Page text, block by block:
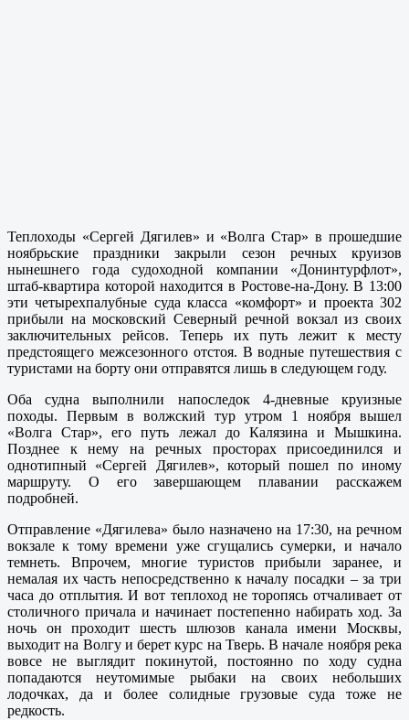
Теплоходы «Сергей Дягилев» и «Волга Стар» в прошедшие
ноябрьские праздники закрыли сезон речных круизов
нынешнего года судоходной компании «Донинтурфлот»,
штаб-квартира которой находится в Ростове-на-Дону. В 13:00
эти четырехпалубные суда класса «комфорт» и проекта 302
прибыли на московский Северный речной вокзал из своих
заключительных рейсов. Теперь их путь лежит к месту
предстоящего межсезонного отстоя. В водные путешествия с
туристами на борту они отправятся лишь в следующем году.
Оба судна выполнили напоследок 4-дневные круизные
походы. Первым в волжский тур утром 1 ноября вышел
«Волга Стар», его путь лежал до Калязина и Мышкина.
Позднее к нему на речных просторах присоединился и
однотипный «Сергей Дягилев», который пошел по иному
маршруту. О его завершающем плавании расскажем
подробней.
Отправление «Дягилева» было назначено на 17:30, на речном
вокзале к тому времени уже сгущались сумерки, и начало
темнеть. Впрочем, многие туристов прибыли заранее, и
немалая их часть непосредственно к началу посадки – за три
часа до отплытия. И вот теплоход не торопясь отчаливает от
столичного причала и начинает постепенно набирать ход. За
ночь он проходит шесть шлюзов канала имени Москвы,
выходит на Волгу и берет курс на Тверь. В начале ноября река
вовсе не выглядит покинутой, постоянно по ходу судна
попадаются неутомимые рыбаки на своих небольших
лодочках, да и более солидные грузовые суда тоже не
редкость.